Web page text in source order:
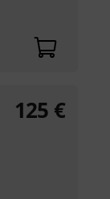
125 €